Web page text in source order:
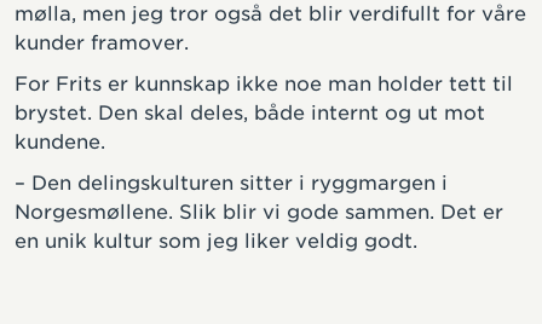
mølla, men jeg tror også det blir verdifullt for våre
kunder framover.
For Frits er kunnskap ikke noe man holder tett til
brystet. Den skal deles, både internt og ut mot
kundene.
– Den delingskulturen sitter i ryggmargen i
Norgesmøllene. Slik blir vi gode sammen. Det er
en unik kultur som jeg liker veldig godt.